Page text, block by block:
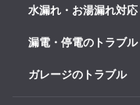
水漏れ・お湯漏れ対応
漏電・停電のトラブル
ガレージのトラブル